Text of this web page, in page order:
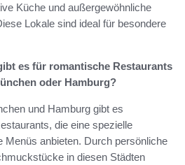
Küche und außergewöhnliche
Lokale sind ideal für besondere
es für romantische Restaurants
oder Hamburg?
und Hamburg gibt es
die eine spezielle
Menüs anbieten. Durch persönliche
in diesen Städten